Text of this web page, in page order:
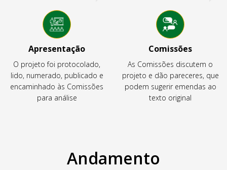
Apresentação
O projeto foi protocolado,
lido, numerado, publicado e
encaminhado às Comissões
para análise
Comissões
As Comissões discutem o
projeto e dão pareceres, que
podem sugerir emendas ao
texto original
Andamento